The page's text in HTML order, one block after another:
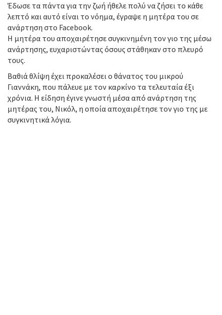
Έδωσε τα πάντα για την ζωή ήθελε πολύ να ζήσει το κάθε
λεπτό και αυτό είναι το νόημα, έγραψε η μητέρα του σε
ανάρτηση στο Facebook.
Η μητέρα του αποχαιρέτησε συγκινημένη τον γιο της μέσω
ανάρτησης, ευχαριστώντας όσους στάθηκαν στο πλευρό
τους.
Βαθιά θλίψη έχει προκαλέσει ο θάνατος του μικρού
Γιαννάκη, που πάλευε με τον καρκίνο τα τελευταία έξι
χρόνια. Η είδηση έγινε γνωστή μέσα από ανάρτηση της
μητέρας του, Νικόλ, η οποία αποχαιρέτησε τον γιο της με
συγκινητικά λόγια.